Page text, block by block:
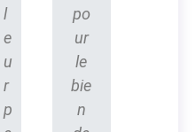
l
e
u
r
p
po
ur
le
bie
n